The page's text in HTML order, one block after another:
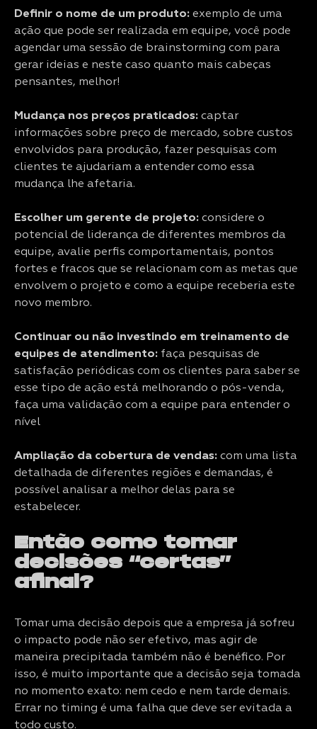
Definir o nome de um produto: exemplo de uma
ação que pode ser realizada em equipe, você pode
agendar uma sessão de brainstorming com para
gerar ideias e neste caso quanto mais cabeças
pensantes, melhor!
Mudança nos preços praticados: captar
informações sobre preço de mercado, sobre custos
envolvidos para produção, fazer pesquisas com
clientes te ajudariam a entender como essa
mudança lhe afetaria.
Escolher um gerente de projeto: considere o
potencial de liderança de diferentes membros da
equipe, avalie perfis comportamentais, pontos
fortes e fracos que se relacionam com as metas que
envolvem o projeto e como a equipe receberia este
novo membro.
Continuar ou não investindo em treinamento de
equipes de atendimento: faça pesquisas de
satisfação periódicas com os clientes para saber se
esse tipo de ação está melhorando o pós-venda,
faça uma validação com a equipe para entender o
nível
Ampliação da cobertura de vendas: com uma lista
detalhada de diferentes regiões e demandas, é
possível analisar a melhor delas para se
estabelecer.
Então como tomar
decisões “certas”
afinal?
Tomar uma decisão depois que a empresa já sofreu
o impacto pode não ser efetivo, mas agir de
maneira precipitada também não é benéfico. Por
isso, é muito importante que a decisão seja tomada
no momento exato: nem cedo e nem tarde demais.
Errar no timing é uma falha que deve ser evitada a
todo custo.